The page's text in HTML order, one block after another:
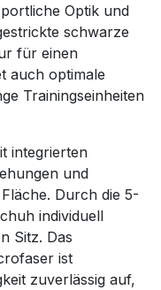
Optik und
schwarze
für einen
auch optimale
Trainingseinheiten
integrierten
und
Durch die 5-
individuell
Sitz. Das
ist
zuverlässig auf,